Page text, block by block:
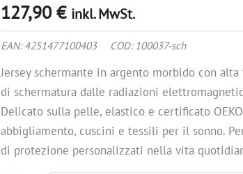
127,90 € inkl. MwSt.
EAN:4251477100403 COD:100037-sch
Jersey schermante in argento morbido con
di schermatura dalle radiazioni
Delicato sulla pelle, elastico e certificato
abbigliamento, cuscini e tessili per il sonno.
di protezione personalizzati nella vita
Argento
schermante